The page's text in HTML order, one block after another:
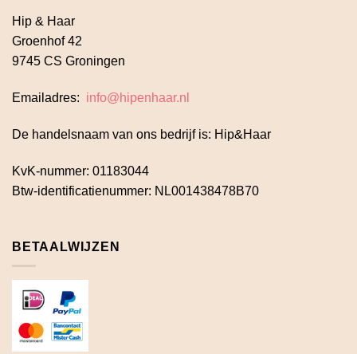
Hip & Haar
Groenhof 42
9745 CS Groningen
Emailadres: info@hipenhaar.nl
De handelsnaam van ons bedrijf is: Hip&Haar
KvK-nummer: 01183044
Btw-identificatienummer: NL001438478B70
BETAALWIJZEN